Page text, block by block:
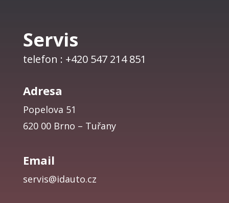
Servis
telefon : +420 547 214 851
Adresa
Popelova 51
620 00 Brno – Tuřany
Email
servis@idauto.cz